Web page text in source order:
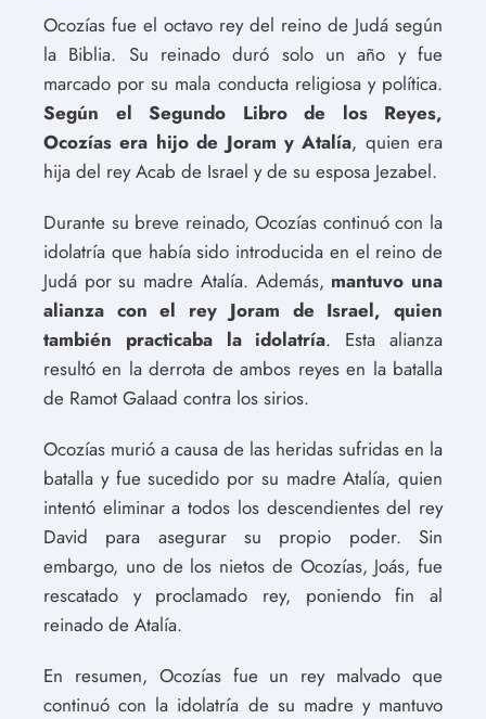
Ocozías fue el octavo rey del reino de Judá según
la Biblia. Su reinado duró solo un año y fue
marcado por su mala conducta religiosa y política.
Según el Segundo Libro de los Reyes,
Ocozías era hijo de Joram y Atalía, quien era
hija del rey Acab de Israel y de su esposa Jezabel.
Durante su breve reinado, Ocozías continuó con la
idolatría que había sido introducida en el reino de
Judá por su madre Atalía. Además, mantuvo una
alianza con el rey Joram de Israel, quien
también practicaba la idolatría. Esta alianza
resultó en la derrota de ambos reyes en la batalla
de Ramot Galaad contra los sirios.
Ocozías murió a causa de las heridas sufridas en la
batalla y fue sucedido por su madre Atalía, quien
intentó eliminar a todos los descendientes del rey
David para asegurar su propio poder. Sin
embargo, uno de los nietos de Ocozías, Joás, fue
rescatado y proclamado rey, poniendo fin al
reinado de Atalía.
En resumen, Ocozías fue un rey malvado que
continuó con la idolatría de su madre y mantuvo